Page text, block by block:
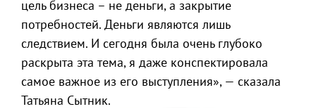
цель бизнеса – не деньги, а закрытие
потребностей. Деньги являются лишь
следствием. И сегодня была очень глубоко
раскрыта эта тема, я даже конспектировала
самое важное из его выступления», — сказала
Татьяна Сытник.